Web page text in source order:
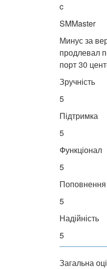
c
SMMaster
Минус за
продлевал
порт 30
Зручність
5
Підтримка
5
Функціонал
5
Поповнення
5
Надійність
5
Загальна